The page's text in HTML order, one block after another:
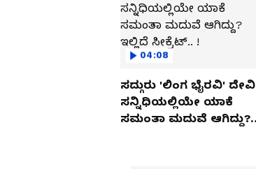
04:08
ಸದ್ಗುರು 'ಲಿಂಗ ಭೈರವಿ' ದೇವಿ
ಸನ್ನಿಧಿಯಲ್ಲಿಯೇ ಯಾಕೆ
ಸಮಂತಾ ಮದುವೆ ಆಗಿದ್ದು?